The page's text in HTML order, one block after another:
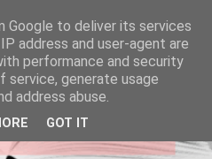
Google to deliver its services
address and user-agent are
performance and security
generate usage
address abuse.
GOT IT